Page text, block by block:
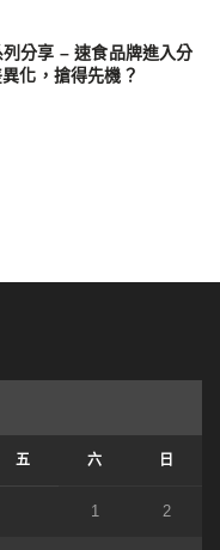
分享 – 速食品牌進入分
化，搶得先機？
五 六 日
1 2